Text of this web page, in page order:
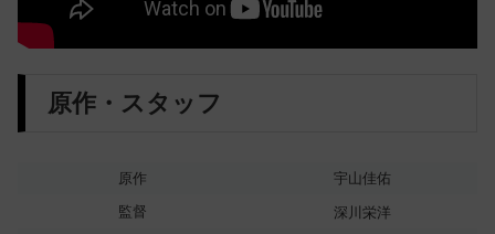
原作・スタッフ
原作
宇山佳佑
監督
深川栄洋